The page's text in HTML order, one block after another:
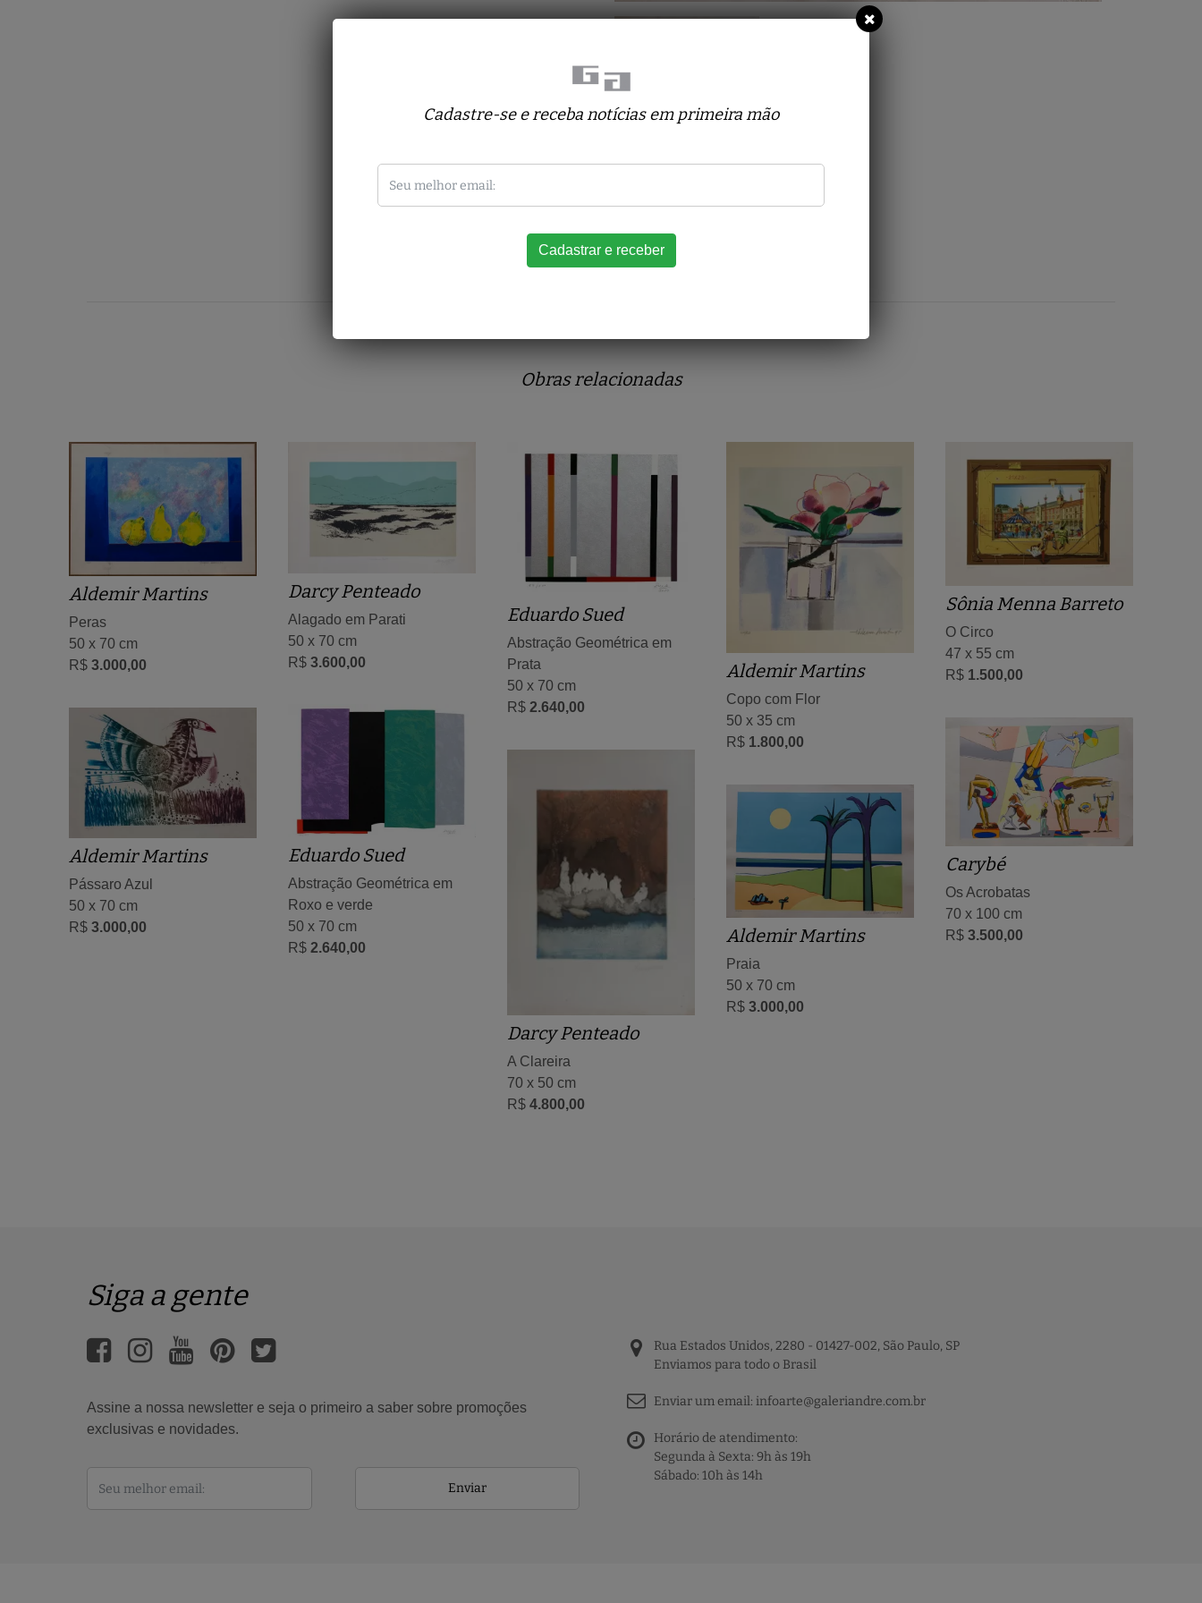
Obras relacionadas
Aldemir Martins
Peras
50 x 70 cm
R$ 3.000,00
Darcy Penteado
Alagado em Parati
50 x 70 cm
R$ 3.600,00
Eduardo Sued
Abstração Geométrica em
Prata
50 x 70 cm
R$ 2.640,00
Aldemir Martins
Copo com Flor
50 x 35 cm
R$ 1.800,00
Sônia Menna Barreto
O Circo
47 x 55 cm
R$ 1.500,00
Eduardo Sued
Abstração Geométrica em
Roxo e verde
50 x 70 cm
R$ 2.640,00
Aldemir Martins
Pássaro Azul
50 x 70 cm
R$ 3.000,00
Carybé
Os Acrobatas
70 x 100 cm
R$ 3.500,00
Darcy Penteado
A Clareira
70 x 50 cm
R$ 4.800,00
Aldemir Martins
Praia
50 x 70 cm
R$ 3.000,00
Siga a gente
Assine a nossa newsletter e seja o primeiro a saber sobre promoções
exclusivas e novidades.
Enviar
Rua Estados Unidos, 2280 - 01427-002, São Paulo, SP
Enviamos para todo o Brasil
Enviar um email: infoarte@galeriandre.com.br
Horário de atendimento:
Segunda à Sexta: 9h às 19h
Sábado: 10h às 14h
Cadastre-se e receba notícias em primeira mão